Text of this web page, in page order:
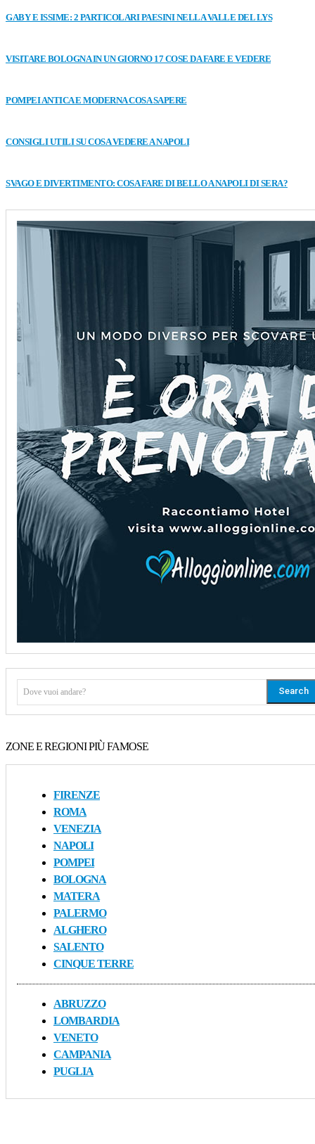
GABY E ISSIME: 2 PARTICOLARI PAESINI NELLA VALLE DEL LYS
VISITARE BOLOGNA IN UN GIORNO 17 COSE DA FARE E VEDERE
POMPEI ANTICA E MODERNA COSA SAPERE
CONSIGLI UTILI SU COSA VEDERE A NAPOLI
SVAGO E DIVERTIMENTO: COSA FARE DI BELLO A NAPOLI DI SERA?
Dove vuoi andare? Search
ZONE E REGIONI PIÙ FAMOSE
FIRENZE
ROMA
VENEZIA
NAPOLI
POMPEI
BOLOGNA
MATERA
PALERMO
ALGHERO
SALENTO
CINQUE TERRE
ABRUZZO
LOMBARDIA
VENETO
CAMPANIA
PUGLIA